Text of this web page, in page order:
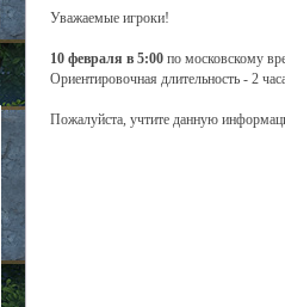
Уважаемые игроки!
10 февраля в 5:00 по московскому
Ориентировочная длительность - 2
Пожалуйста, учтите данную